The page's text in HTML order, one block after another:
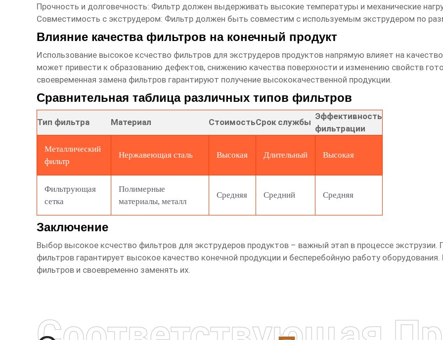
Прочность и долговечность: Фильтр должен выдерживать высокие температуры и механические
Совместимость с экструдером: Фильтр должен быть совместим с используемым экструдером по
Влияние качества фильтров на конечный продукт
Использование высокое ксчество фильтров для экструдеров продуктовнапрямую влияет на
может привести к образованию дефектов, снижению качества поверхности и изменению свойств
своевременная замена фильтров гарантируют получение высококачественной продукции.
Сравнительная таблица различных типов фильтров
Тип фильтра Материал СтоимостьСрок службы
Эффективность
фильтрации
Металлический
фильтр
Нержавеющая сталь Высокая Длительный Высокая
Фильтрующая
сетка
Полимерные
материалы, металл
Средняя Средний Средняя
Заключение
Выбор высокое ксчество фильтров для экструдеров продуктов– важный этап в процессе
фильтров гарантирует высокое качество конечной продукции и бесперебойную работу
фильтров и своевременно заменять их.